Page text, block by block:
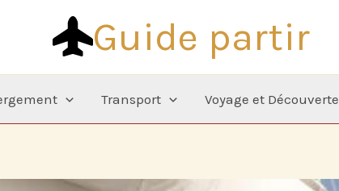
Guide partir
Transport Voyage et Découverte